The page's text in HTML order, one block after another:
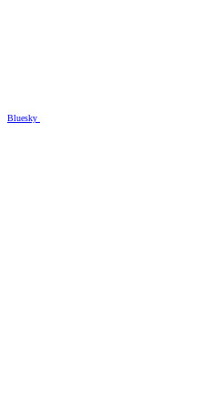
Bluesky